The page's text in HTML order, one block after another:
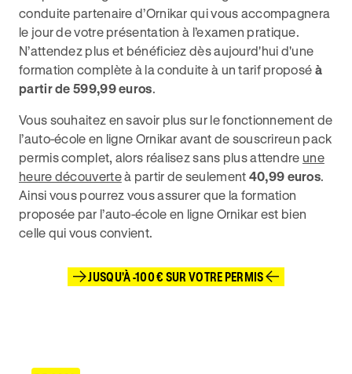
conduite partenaire d’Ornikar qui vous accompagnera
le jour de votre présentation à l’examen pratique.
N’attendez plus et bénéficiez dès aujourd'hui d'une
formation complète à la conduite à un tarif proposé à
partir de 599,99 euros.
Vous souhaitez en savoir plus sur le fonctionnement de
l’auto-école en ligne Ornikar avant de souscrireun pack
permis complet, alors réalisez sans plus attendre une
heure découverteà partir de seulement 40,99 euros.
Ainsi vous pourrez vous assurer que la formation
proposée par l’auto-école en ligne Ornikar est bien
celle qui vous convient.
JUSQU'À -100 € SUR VOTRE PERMIS